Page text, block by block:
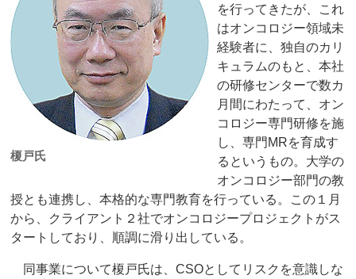
榎戸氏
を行ってきたが、これ
はオンコロジー領域未
経験者に、独自のカリ
キュラムのもと、本社
の研修センターで数カ
月間にわたって、オン
コロジー専門研修を施
し、専門MRを育成す
るというもの。大学の
オンコロジー部門の教
授とも連携し、本格的な専門教育を行っている。この１月
から、クライアント２社でオンコロジープロジェクトがス
タートしており、順調に滑り出している。
同事業について榎戸氏は、CSOとしてリスクを意識しな